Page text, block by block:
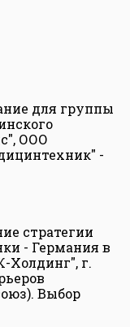
для группы
ООО
-
стратегии
- Германия в
Холдинг", г.
Выбор